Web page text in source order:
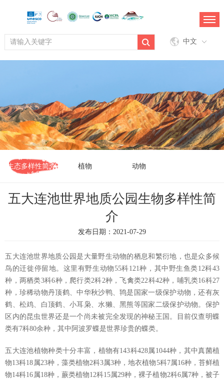
中文
生态多样性简介 植物 动物
五大连池世界地质公园生物多样性简
介
发布日期：2021-07-29
五大连池世界地质公园是大量野生动物的栖息和繁衍地，也是众多候
鸟的迁徙停留地。这里有野生动物55科121种，其中野生鱼类12科43
种，两栖类3科6种，爬行类2科2种，飞禽类22科42种，哺乳类16科27
种，珍稀动物丹顶鹤、中华秋沙鸭、鸨是国家一级保护动物，还有灰
鹤、松鸡、白顶鹤、小耳枭、水獭、黑熊等国家二级保护动物。保护
区内的昆虫世界还是一个尚未被完全发现的神秘王国。目前仅查明蝶
类有7科80余种，其中阿波罗蝶是世界珍贵的蝶类。
五大连池植物种类十分丰富，植物有143科428属1044种，其中真菌植
物13科18属23种，藻类植物2科3属3种，地衣植物5科7属16种，苔鲜植
物14科16属18种，蕨类植物12科15属29种，裸子植物2科6属7种，被子